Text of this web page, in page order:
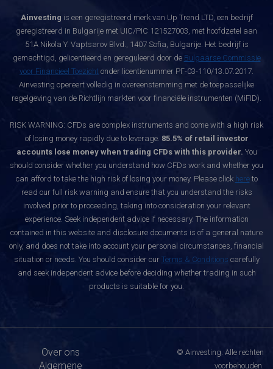
Ainvesting is een geregistreerd merk van Up Trend LTD, een bedrijf
geregistreerd in Bulgarije met UIC/PIC 121527003, met hoofdzetel aan
51A Nikola Y. Vaptsarov Blvd., 1407 Sofia, Bulgarije. Het bedrijf is
gemachtigd, gelicentieerd en gereguleerd door de Bulgaarse Commissie
voor Financieel Toezicht onder licentienummer РГ-03-110/13.07.2017.
Ainvesting opereert volledig in overeenstemming met de toepasselijke
regelgeving van de Richtlijn markten voor financiële instrumenten (MiFID).
RISK WARNING: CFDs are complex instruments and come with a high risk
of losing money rapidly due to leverage. 85.5% of retail investor
accounts lose money when trading CFDs with this provider. You
should consider whether you understand how CFDs work and whether you
can afford to take the high risk of losing your money. Please click hereto
read our full risk warning and ensure that you understand the risks
involved prior to proceeding, taking into consideration your relevant
experience. Seek independent advice if necessary. The information
contained in this website and disclosure documents is of a general nature
only, and does not take into account your personal circumstances, financial
situation or needs. You should consider our Terms & Conditions carefully
and seek independent advice before deciding whether trading in such
products is suitable for you.
Over ons
Algemene
© Ainvesting. Alle rechten
voorbehouden.